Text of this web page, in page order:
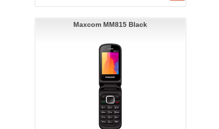
Maxcom MM815 Black